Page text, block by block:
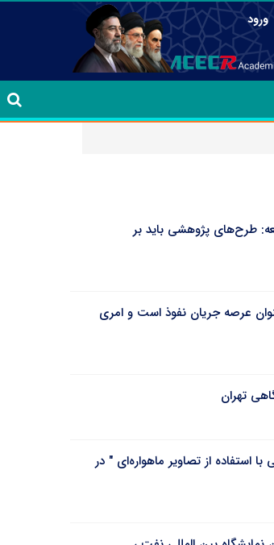
ورود
طرح‌های پژوهشی باید بر
عرصه جریان نفوذ است و امری
تهران
با استفاده از تصاویر ماهواره‌ای " در